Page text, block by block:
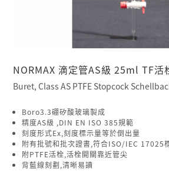
NORMAX 滴定管AS級 25ml TF活
Buret, Class AS PTFE Stopcock
Boro3.3硼矽酸玻璃製成
精度AS級 ,DIN EN ISO 385規範
刻度形式Ex,刻度標示量等於倒出量
附有批號和批次證書,符合ISO/IEC 17025
附PTFE活栓,活栓開關靠近管尖
背藍線刻劃,清晰易讀